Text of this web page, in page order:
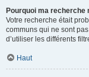
Pourquoi ma recherche
Votre recherche était
communs qui ne sont
d’utiliser les différents
Haut